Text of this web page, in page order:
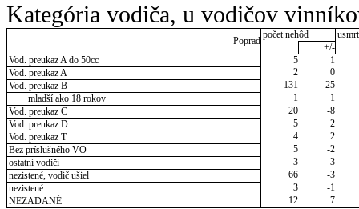
Kategória vodiča, u vodičov
Poprad
počet nehôd
+/-
Vod. preukaz A do 50cc
5
1
Vod. preukaz A
2
0
Vod. preukaz B
131
-25
mladší ako 18 rokov
1
1
Vod. preukaz C
20
-8
Vod. preukaz D
5
2
Vod. preukaz T
4
2
Bez príslušného VO
5
-2
ostatní vodiči
3
-3
nezistené, vodič ušiel
66
-3
nezistené
3
-1
NEZADANÉ
12 7